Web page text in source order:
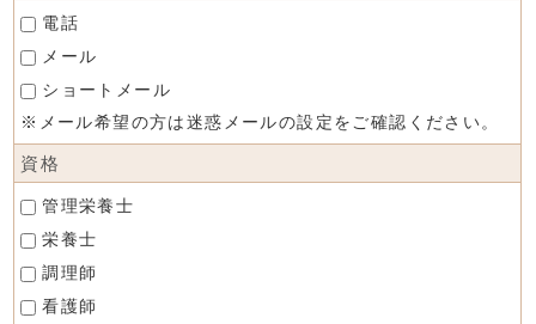
電話
メール
ショートメール
※メール希望の方は迷惑メールの設定をご確認ください。
資格
管理栄養士
栄養士
調理師
看護師